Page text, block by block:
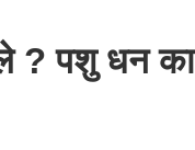
पशु धन